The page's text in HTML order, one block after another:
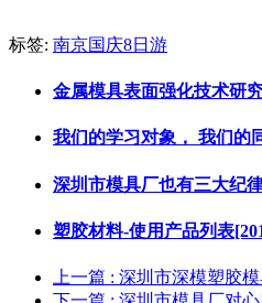
标签: 南京国庆8日游
金属模具表面强化技术研
我们的学习对象， 我们的
深圳市模具厂也有三大纪
塑胶材料-使用产品列表
上一篇 : 深圳市深模塑胶